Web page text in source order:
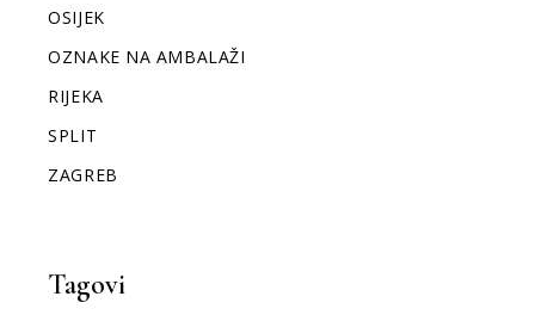
OSIJEK
OZNAKE NA AMBALAŽI
RIJEKA
SPLIT
ZAGREB
Tagovi